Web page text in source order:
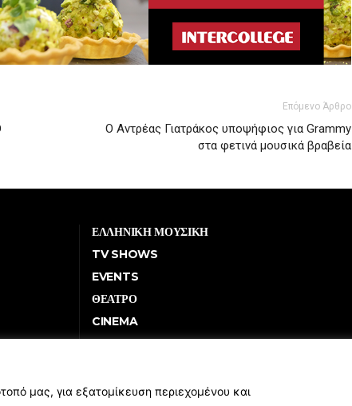
μας, για εξατομίκευση περιεχομένου και
Επόμενο Άρθρο
Ο Αντρέας Γιατράκος υποψήφιος για Grammy
στα φετινά μουσικά βραβεία
ΕΛΛΗΝΙΚΗ ΜΟΥΣΙΚΗ
TV SHOWS
EVENTS
ΘΕΑΤΡΟ
CINEMA
ΔΙΑΓΩΝΙΣΜΟΙ
BRANDS